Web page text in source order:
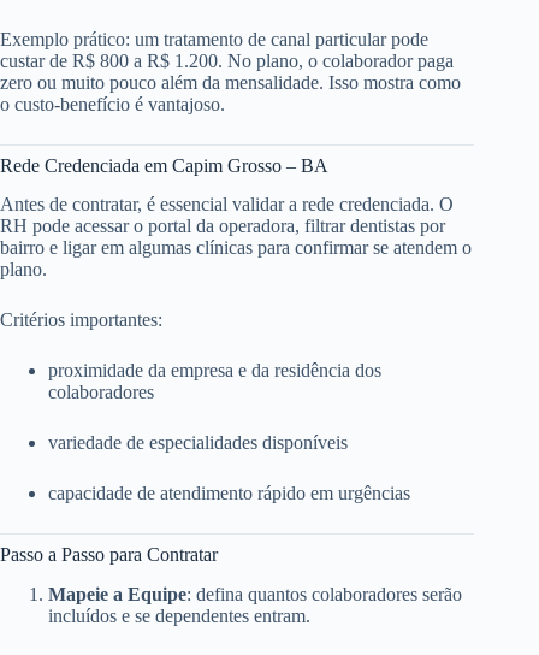
Exemplo prático: um tratamento de canal particular pode
custar de R$ 800 a R$ 1.200. No plano, o colaborador paga
zero ou muito pouco além da mensalidade. Isso mostra como
o custo-benefício é vantajoso.
Rede Credenciada em Capim Grosso – BA
Antes de contratar, é essencial validar a rede credenciada. O
RH pode acessar o portal da operadora, filtrar dentistas por
bairro e ligar em algumas clínicas para confirmar se atendem o
plano.
Critérios importantes:
proximidade da empresa e da residência dos
colaboradores
variedade de especialidades disponíveis
capacidade de atendimento rápido em urgências
Passo a Passo para Contratar
Mapeie a Equipe: defina quantos colaboradores serão
incluídos e se dependentes entram.